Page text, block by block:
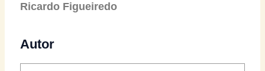
Ricardo Figueiredo
Autor